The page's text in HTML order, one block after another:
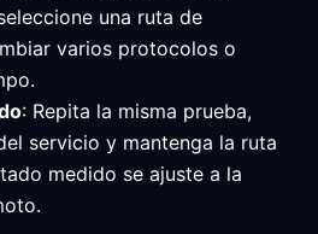
una ruta de
varios protocolos o
: Repita la misma prueba,
servicio y mantenga la ruta
medido se ajuste a la